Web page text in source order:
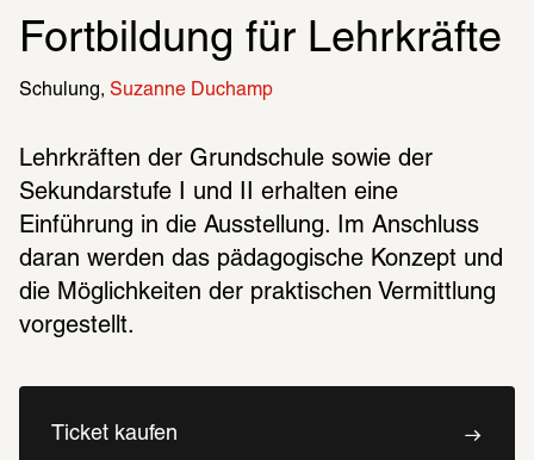
Fortbildung für Lehrkräfte
Schulung Suzanne Duchamp
Lehrkräften der Grundschule sowie der
Sekundarstufe I und II erhalten eine
Einführung in die Ausstellung. Im Anschluss
daran werden das pädagogische Konzept und
die Möglichkeiten der praktischen Vermittlung
vorgestellt.
Ticket kaufen